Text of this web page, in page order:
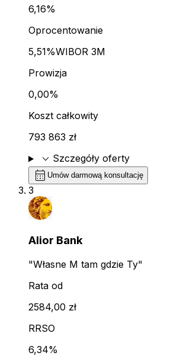
6,16%
Oprocentowanie
5,51%WIBOR 3M
Prowizja
0,00%
Koszt całkowity
793 863 zł
expand_more Szczegóły oferty
calendar_month Umów darmową konsultację
3
Alior Bank
"Własne M tam gdzie Ty"
Rata od
2584,00 zł
RRSO
6,34%